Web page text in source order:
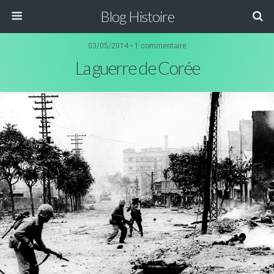
Blog Histoire
03/05/2014 • 1 commentaire
La guerre de Corée